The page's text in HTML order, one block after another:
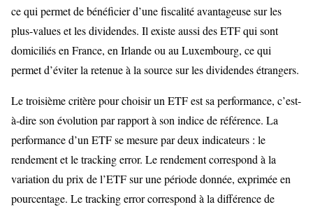
ce qui permet de bénéficier d’une fiscalité avantageuse sur les
plus-values et les dividendes. Il existe aussi des ETF qui sont
domiciliés en France, en Irlande ou au Luxembourg, ce qui
permet d’éviter la retenue à la source sur les dividendes étrangers.
Le troisième critère pour choisir un ETF est sa performance, c’est-
à-dire son évolution par rapport à son indice de référence. La
performance d’un ETF se mesure par deux indicateurs : le
rendement et le tracking error. Le rendement correspond à la
variation du prix de l’ETF sur une période donnée, exprimée en
pourcentage. Le tracking error correspond à la différence de